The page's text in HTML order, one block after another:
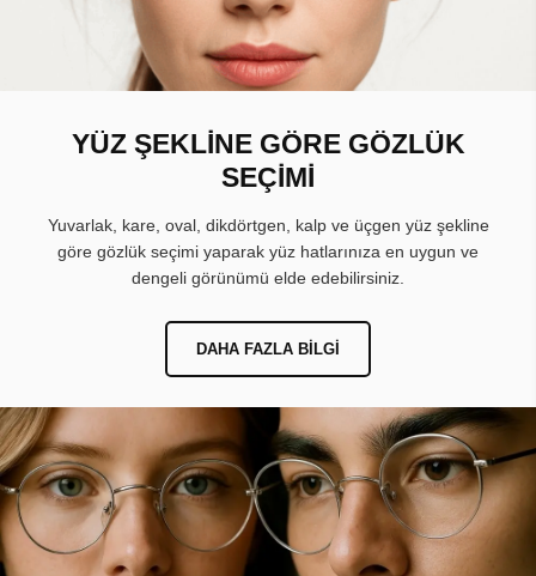
YÜZ ŞEKLİNE GÖRE GÖZLÜK
SEÇİMİ
Yuvarlak, kare, oval, dikdörtgen, kalp ve üçgen yüz şekline
göre gözlük seçimi yaparak yüz hatlarınıza en uygun ve
dengeli görünümü elde edebilirsiniz.
DAHA FAZLA BILGI